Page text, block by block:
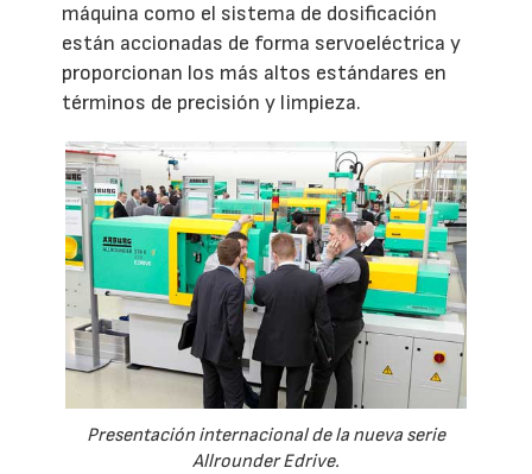
máquina como el sistema de dosificación
están accionadas de forma servoeléctrica y
proporcionan los más altos estándares en
términos de precisión y limpieza.
Presentación internacional de la nueva serie
Allrounder Edrive.